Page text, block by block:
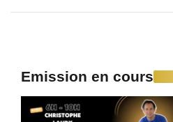
Emission en cours